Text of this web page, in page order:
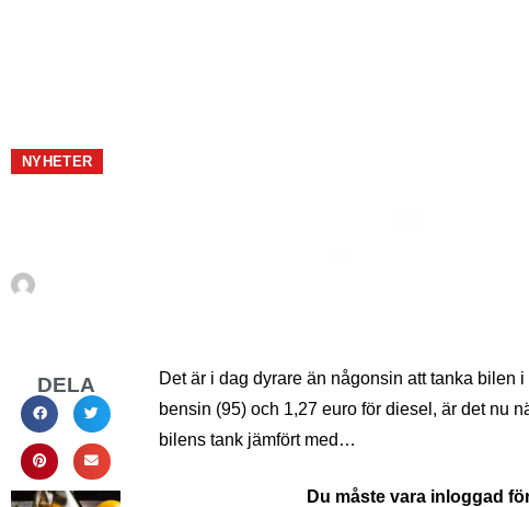
NYHETER
DELA
Det är i dag dyrare än någonsin att tanka bilen
bensin (95) och 1,27 euro för diesel, är det nu
bilens tank jämfört med…
Du måste vara inloggad